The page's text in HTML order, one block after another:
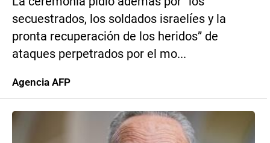
secuestrados, los soldados israelíes y la
pronta recuperación de los heridos” de
ataques perpetrados por el mo...
Agencia AFP